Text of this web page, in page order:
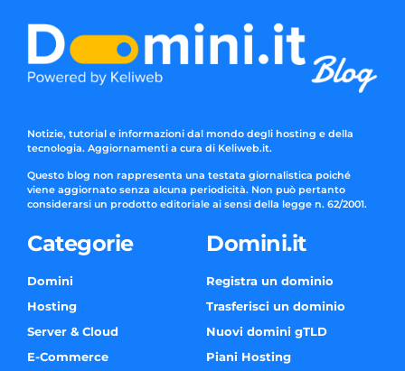
Notizie, tutorial e informazioni dal mondo degli hosting e della
tecnologia. Aggiornamenti a cura di Keliweb.it.
Questo blog non rappresenta una testata giornalistica poiché
viene aggiornato senza alcuna periodicità. Non può pertanto
considerarsi un prodotto editoriale ai sensi della legge n. 62/2001.
Categorie
Domini
Hosting
Server & Cloud
E-Commerce
Domini.it
Registra un dominio
Trasferisci un dominio
Nuovi domini gTLD
Piani Hosting